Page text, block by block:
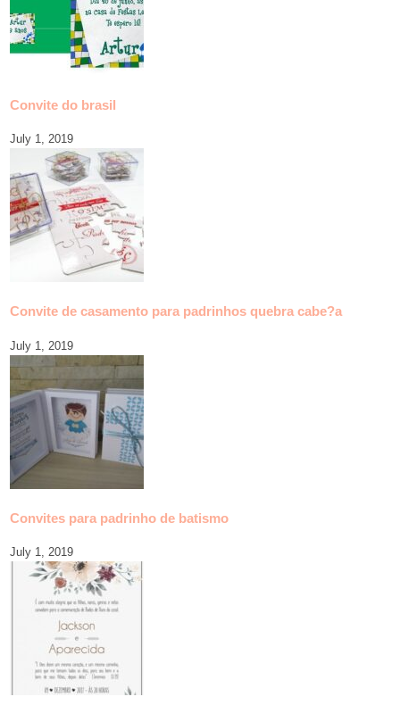
Convite do brasil
July 1, 2019
Convite de casamento para padrinhos quebra cabe?a
July 1, 2019
Convites para padrinho de batismo
July 1, 2019